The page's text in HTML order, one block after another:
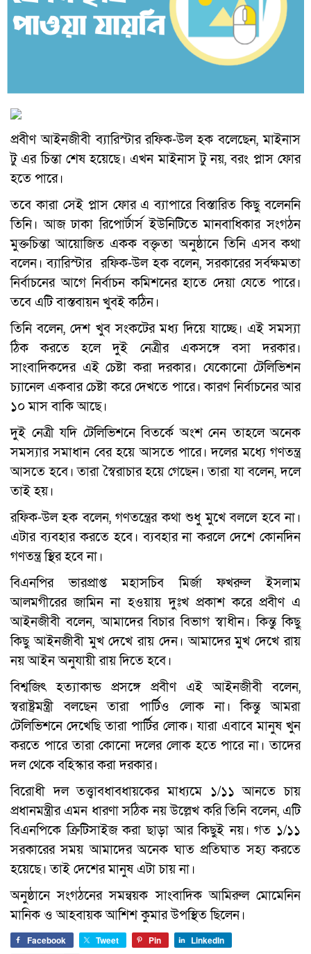
প্রবীণ আইনজীবী ব্যারিস্টার রফিক-উল হক বলেছেন, মাইনাস
টু এর চিন্তা শেষ হয়েছে। এখন মাইনাস টু নয়, বরং প্লাস ফোর
হতে পারে।
তবে কারা সেই প্লাস ফোর এ ব্যাপারে বিস্তারিত কিছু বলেননি
তিনি। আজ ঢাকা রিপোর্টার্স ইউনিটিতে মানবাধিকার সংগঠন
মুক্তচিন্তা আয়োজিত একক বক্তৃতা অনুষ্ঠানে তিনি এসব কথা
বলেন। ব্যারিস্টার রফিক-উল হক বলেন, সরকারের সর্বক্ষমতা
নির্বাচনের আগে নির্বাচন কমিশনের হাতে দেয়া যেতে পারে।
তবে এটি বাস্তবায়ন খুবই কঠিন।
তিনি বলেন, দেশ খুব সংকটের মধ্য দিয়ে যাচ্ছে। এই সমস্যা
ঠিক করতে হলে দুই নেত্রীর একসঙ্গে বসা দরকার।
সাংবাদিকদের এই চেষ্টা করা দরকার। যেকোনো টেলিভিশন
চ্যানেল একবার চেষ্টা করে দেখতে পারে। কারণ নির্বাচনের আর
১০ মাস বাকি আছে।
দুই নেত্রী যদি টেলিভিশনে বিতর্কে অংশ নেন তাহলে অনেক
সমস্যার সমাধান বের হয়ে আসতে পারে। দলের মধ্যে গণতন্ত্র
আসতে হবে। তারা স্বৈরাচার হয়ে গেছেন। তারা যা বলেন, দলে
তাই হয়।
রফিক-উল হক বলেন, গণতন্ত্রের কথা শুধু মুখে বললে হবে না।
এটার ব্যবহার করতে হবে। ব্যবহার না করলে দেশে কোনদিন
গণতন্ত্র স্থির হবে না।
বিএনপির ভারপ্রাপ্ত মহাসচিব মির্জা ফখরুল ইসলাম
আলমগীরের জামিন না হওয়ায় দুঃখ প্রকাশ করে প্রবীণ এ
আইনজীবী বলেন, আমাদের বিচার বিভাগ স্বাধীন। কিন্তু কিছু
কিছু আইনজীবী মুখ দেখে রায় দেন। আমাদের মুখ দেখে রায়
নয় আইন অনুযায়ী রায় দিতে হবে।
বিশ্বজিৎ হত্যাকান্ড প্রসঙ্গে প্রবীণ এই আইনজীবী বলেন,
স্বরাষ্ট্রমন্ত্রী বলছেন তারা পার্টিও লোক না। কিন্তু আমরা
টেলিভিশনে দেখেছি তারা পার্টির লোক। যারা এবাবে মানুষ খুন
করতে পারে তারা কোনো দলের লোক হতে পারে না। তাদের
দল থেকে বহিস্কার করা দরকার।
বিরোধী দল তত্ত্বাবধাবধায়কের মাধ্যমে ১/১১ আনতে চায়
প্রধানমন্ত্রীর এমন ধারণা সঠিক নয় উল্লেখ করি তিনি বলেন, এটি
বিএনপিকে ক্রিটিসাইজ করা ছাড়া আর কিছুই নয়। গত ১/১১
সরকারের সময় আমাদের অনেক ঘাত প্রতিঘাত সহ্য করতে
হয়েছে। তাই দেশের মানুষ এটা চায় না।
অনুষ্ঠানে সংগঠনের সমন্বয়ক সাংবাদিক আমিরুল মোমেনিন
মানিক ও আহবায়ক আশিশ কুমার উপস্থিত ছিলেন।
Facebook Tweet Pin
LinkedIn